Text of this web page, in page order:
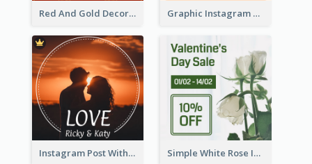
Red And Gold Decoration Lunar New Year Instagram Post Graphic Instagram Post Of Buy 1 Get 1 Free
Instagram Post With Photo Of Couple Simple White Rose Instagram Of Valentine's Day